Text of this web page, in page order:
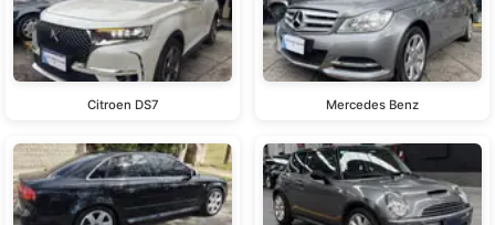
Citroen DS7 Mercedes Benz